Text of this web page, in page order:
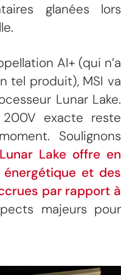
glanées lors
AI+ (qui n’a
tel produit), MSI va
Lunar Lake.
exacte reste
Soulignons
Lunar Lake offre en
et des
par rapport à
majeurs pour